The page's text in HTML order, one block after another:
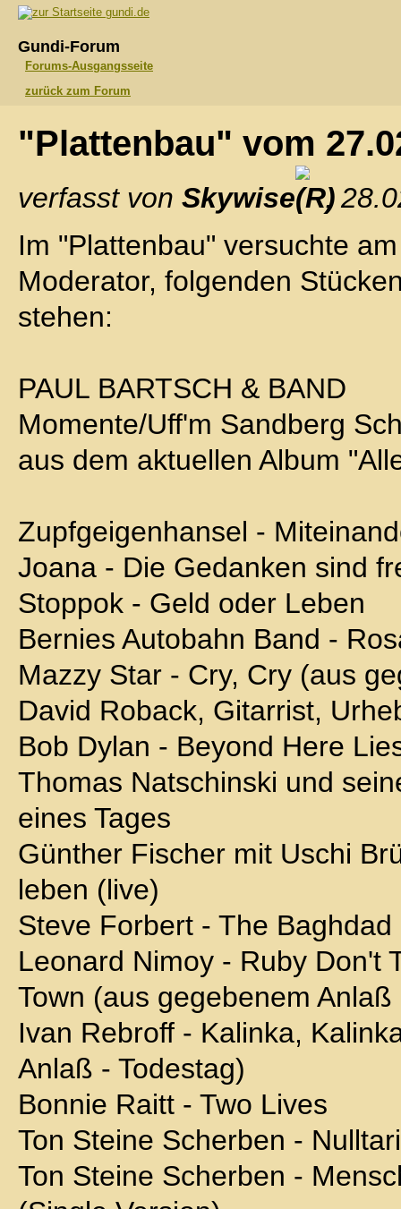
gundi.de
Gundi-Forum
Forums-Ausgangsseite
zurück zum Forum
"Plattenbau" vom
verfasst von Skywise
,
Im "Plattenbau" versuchte
Moderator, folgenden
stehen:
PAUL BARTSCH & BAND
Momente/Uff'm Sandberg
aus dem aktuellen Album
Zupfgeigenhansel -
Joana - Die Gedanken sind
Stoppok - Geld oder Leben
Bernies Autobahn Band -
Mazzy Star - Cry, Cry (aus
David Roback, Gitarrist,
Bob Dylan - Beyond Here
Thomas Natschinski und
eines Tages
Günther Fischer mit Uschi
leben (live)
Steve Forbert - The Baghdad
Leonard Nimoy - Ruby Don't
Town (aus gegebenem Anlaß
Ivan Rebroff - Kalinka,
Anlaß - Todestag)
Bonnie Raitt - Two Lives
Ton Steine Scherben -
Ton Steine Scherben -